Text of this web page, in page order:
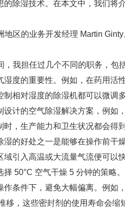
除湿技术。在本文中，我们将
区的业务开发经理 Martin Ginty
我担任过几个不同的职务，包
度的重要性。例如，在药用活
相对湿度的除湿机都可以微调
的空气除湿解决方案，例如
，生产能力和卫生状况都会得到
好处之一是能够在操作前干
引入高温或大流量气流便可以
50°C 空气干燥 5 分钟的策略
条件下，避免大幅偏离。例如
，这些密封剂的使用寿命会缩